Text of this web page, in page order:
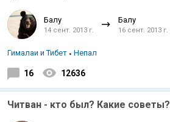
Балу
14 сент. 2013 г.
Балу
16 сент. 2013 г.
Гималаи и Тибет Непал
16 12636
Читван - кто был? Какие советы?